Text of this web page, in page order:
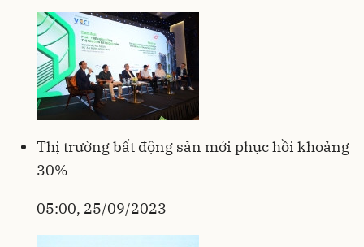
Thị trường bất động sản mới phục hồi khoảng
30%
05:00, 25/09/2023